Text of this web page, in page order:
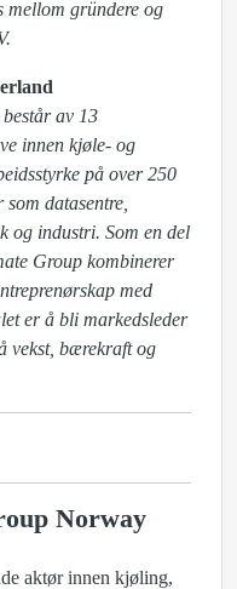
mellom gründere og
av 13
innen kjøle- og
på over 250
datasentre,
og industri. Som en del
Group kombinerer
med
er å bli markedsleder
vekst, bærekraft og
Norway
aktør innen kjøling,